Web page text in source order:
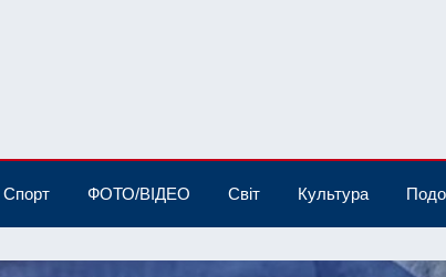
Спорт ФОТО/ВІДЕО Світ Культура